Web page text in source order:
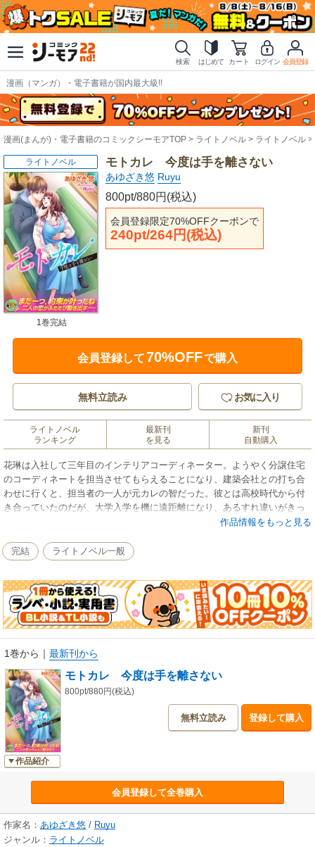
検索 はじめて カート ログイン 会員登録
漫画（マンガ）・電子書籍が国内最大級!!
漫画(まんが)・電子書籍のコミックシーモアTOP ライトノベル ライトノベル
モトカレ 今度は手を離さない
あゆざき悠 Ruyu
800pt/880円(税込)
会員登録限定70%OFFクーポンで
240pt/264円(税込)
ライトノベル
1巻完結
会員登録して70%OFFで購入
無料立読み お気に入り
ライトノベル
ランキング
最新刊
を見る
新刊
自動購入
花琳は入社して三年目のインテリアコーディネーター。ようやく分譲住宅
のコーディネートを担当させてもらえることになり、建築会社との打ち合
わせに行くと、担当者の一人が元カレの智だった。彼とは高校時代から付
き合っていたのだが、大学入学を機に遠距離になり、あるすれ違いがきっ
かけで連絡を絶ってそれきりになっていた。再会後、もう一度やり直した
ことに。同棲をはじめて恋も仕事も順調にみえたが、社内で智につきまと
う女性の影がちらつき、彼を信じきれない花琳。さらに花琳の大学時代の
元カレも現れて……。不器用な二人がやりなおしの恋を守るために奮闘す
るラブストーリー。
作品情報をもっと見る
完結 ライトノベル一般
1巻から ｜ 最新刊から
作品紹介
モトカレ 今度は手を離さない
800pt/880円(税込)
無料立読み 登録して購入
会員登録して全巻購入
作家名： あゆざき悠 / Ruyu
ジャンル： ライトノベル